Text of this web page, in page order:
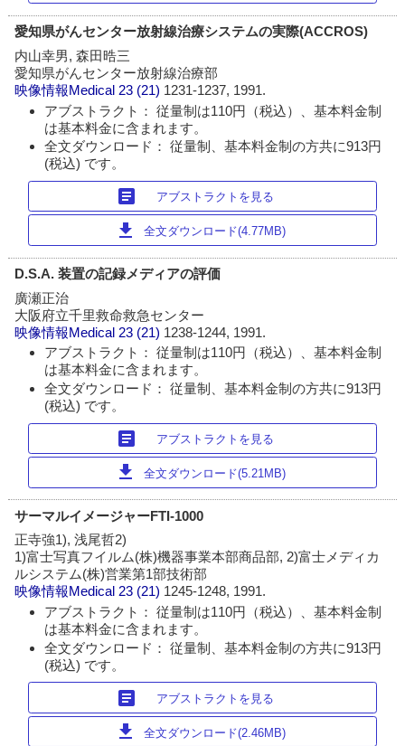
愛知県がんセンター放射線治療システムの実際(ACCROS)
内山幸男, 森田晧三
愛知県がんセンター放射線治療部
映像情報Medical 23 (21) 1231-1237, 1991.
アブストラクト： 従量制は110円（税込）、基本料金制
は基本料金に含まれます。
全文ダウンロード： 従量制、基本料金制の方共に913円
(税込) です。
article アブストラクトを見る
download 全文ダウンロード(4.77MB)
D.S.A. 装置の記録メディアの評価
廣瀬正治
大阪府立千里救命救急センター
映像情報Medical 23 (21) 1238-1244, 1991.
アブストラクト： 従量制は110円（税込）、基本料金制
は基本料金に含まれます。
全文ダウンロード： 従量制、基本料金制の方共に913円
(税込) です。
article アブストラクトを見る
download 全文ダウンロード(5.21MB)
サーマルイメージャーFTI-1000
正寺強1), 浅尾哲2)
1)富士写真フイルム(株)機器事業本部商品部, 2)富士メディカ
ルシステム(株)営業第1部技術部
映像情報Medical 23 (21) 1245-1248, 1991.
アブストラクト： 従量制は110円（税込）、基本料金制
は基本料金に含まれます。
全文ダウンロード： 従量制、基本料金制の方共に913円
(税込) です。
article アブストラクトを見る
download 全文ダウンロード(2.46MB)